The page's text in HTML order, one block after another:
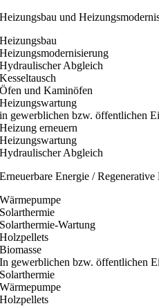
Heizungsbau und
Heizungsbau
Heizungsmodernisierung
Hydraulischer Abgleich
Kesseltausch
Öfen und Kaminöfen
Heizungswartung
in gewerblichen bzw. öffentlichen
Heizung erneuern
Heizungswartung
Hydraulischer Abgleich
Erneuerbare Energie / Regenerative
Wärmepumpe
Solarthermie
Solarthermie-Wartung
Holzpellets
Biomasse
In gewerblichen bzw. öffentlichen
Solarthermie
Wärmepumpe
Holzpellets